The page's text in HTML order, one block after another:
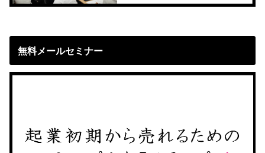
無料メールセミナー